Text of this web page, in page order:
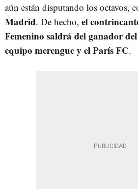
aún están disputando los octavos,
Madrid. De hecho, el
Femenino saldrá del ganador
equipo merengue y el París FC.